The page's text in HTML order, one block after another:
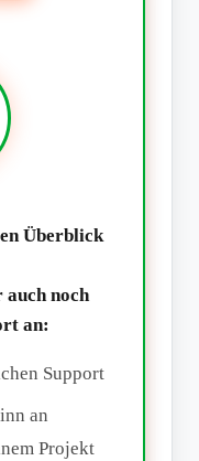
Überblick
noch
an:
Support
an
Projekt